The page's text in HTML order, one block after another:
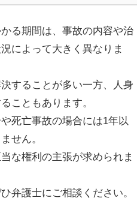
る期間は、事故の内容や治
によって大きく異なりま
することが多い一方、人身
こともあります。
死亡事故の場合には1年以
せん。
な権利の主張が求められま
弁護士にご相談ください。